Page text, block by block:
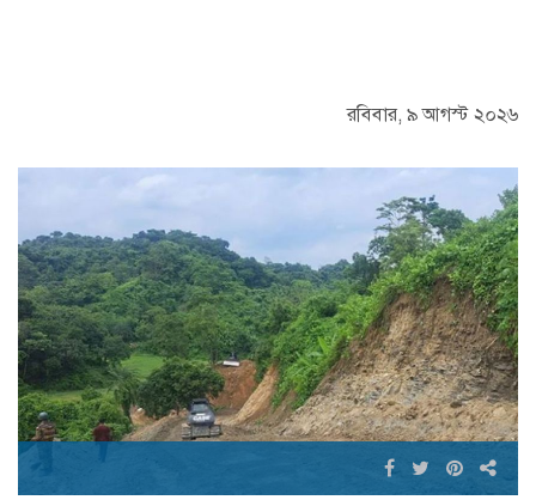
রবিবার, ৯ আগস্ট ২০২৬